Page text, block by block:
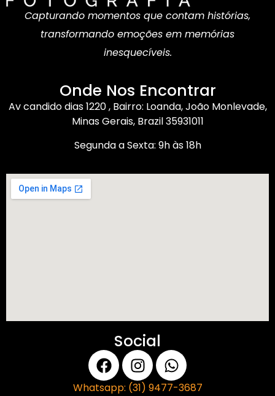
Capturando momentos que contam histórias,
transformando emoções em memórias
inesquecíveis.
Onde Nos Encontrar
Av candido dias 1220 , Bairro: Loanda, João Monlevade,
Minas Gerais, Brazil 35931011
Segunda a Sexta: 9h às 18h
Social
Whatsapp: (31) 9477-3687